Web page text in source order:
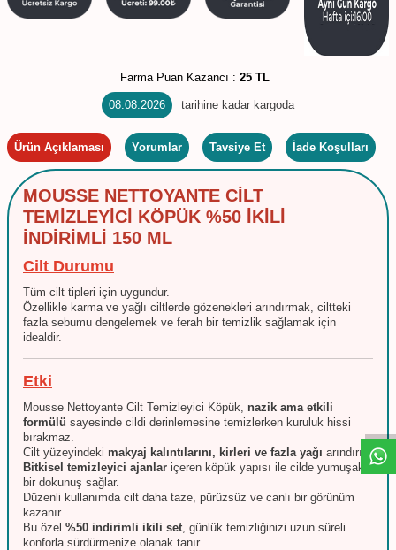
Farma Puan Kazancı : 25 TL
08.08.2026 tarihine kadar kargoda
Ürün Açıklaması Yorumlar Tavsiye Et İade Koşulları
MOUSSE NETTOYANTE CİLT
TEMİZLEYİCİ KÖPÜK %50 İKİLİ
İNDİRİMLİ 150 ML
Cilt Durumu
Tüm cilt tipleri için uygundur.
Özellikle karma ve yağlı ciltlerde gözenekleri arındırmak, ciltteki
fazla sebumu dengelemek ve ferah bir temizlik sağlamak için
idealdir.
Etki
Mousse Nettoyante Cilt Temizleyici Köpük, nazik ama etkili
formülü sayesinde cildi derinlemesine temizlerken kuruluk hissi
bırakmaz.
Cilt yüzeyindeki makyaj kalıntılarını, kirleri ve fazla yağı arındırır.
Bitkisel temizleyici ajanlar içeren köpük yapısı ile cilde yumuşak
bir dokunuş sağlar.
Düzenli kullanımda cilt daha taze, pürüzsüz ve canlı bir görünüm
kazanır.
Bu özel %50 indirimli ikili set , günlük temizliğinizi uzun süreli
konforla sürdürmenize olanak tanır.